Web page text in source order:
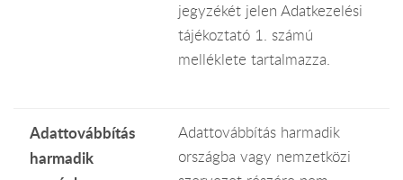
jegyzékét jelen Adatkezelési
tájékoztató 1. számú
melléklete tartalmazza.
Adattovábbítás
harmadik
Adattovábbítás harmadik
országba vagy nemzetközi